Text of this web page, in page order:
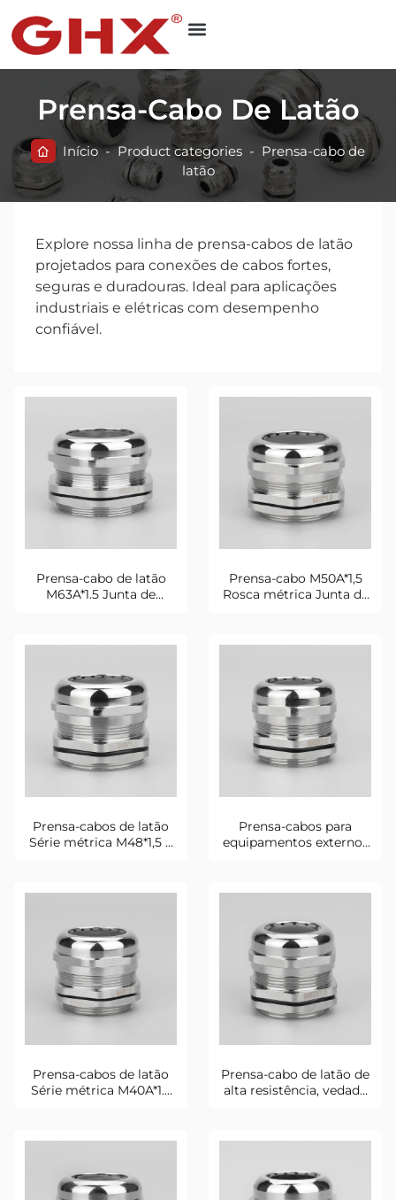
Prensa-Cabo De Latão
Início - Product categories - Prensa-cabo de
latão
Explore nossa linha de prensa-cabos de latão
projetados para conexões de cabos fortes,
seguras e duradouras. Ideal para aplicações
industriais e elétricas com desempenho
confiável.
Prensa-cabo de latão
M63A*1.5 Junta de
Prensa-cabo M50A*1,5
Rosca métrica Junta de
Prensa-cabos de latão
Série métrica M48*1,5 à
Prensa-cabos para
equipamentos externos
Prensa-cabos de latão
Série métrica M40A*1.5
Prensa-cabo de latão de
alta resistência, vedado